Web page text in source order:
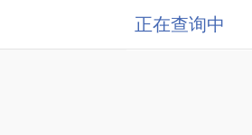
正在查询中